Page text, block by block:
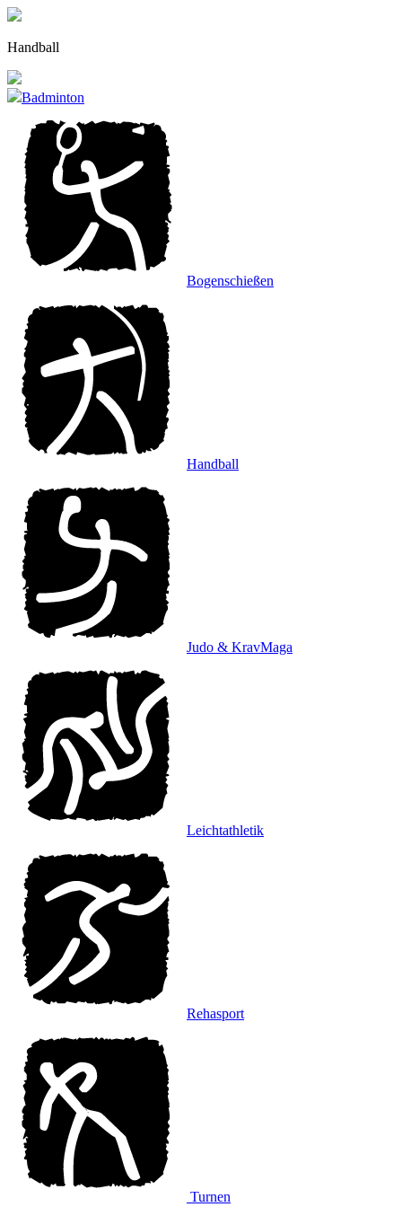
Zu
Inhalten
Handball
Badminton
Bogenschießen
Handball
Judo & KravMaga
Leichtathletik
Rehasport
Turnen